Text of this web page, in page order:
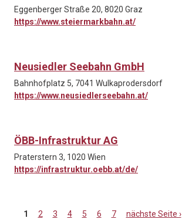
Eggenberger Straße 20, 8020 Graz
https://www.steiermarkbahn.at/
Neusiedler Seebahn GmbH
Bahnhofplatz 5, 7041 Wulkaprodersdorf
https://www.neusiedlerseebahn.at/
ÖBB-Infrastruktur AG
Praterstern 3, 1020 Wien
https://infrastruktur.oebb.at/de/
1 2 3 4 5 6 7 nächste Seite ›